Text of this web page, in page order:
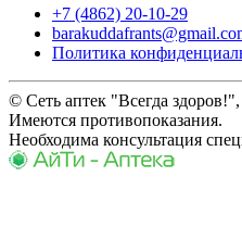
+7 (4862) 20-10-29
Политика
© Сеть аптек "Всегда
Имеются противопоказания.
Необходима консультация